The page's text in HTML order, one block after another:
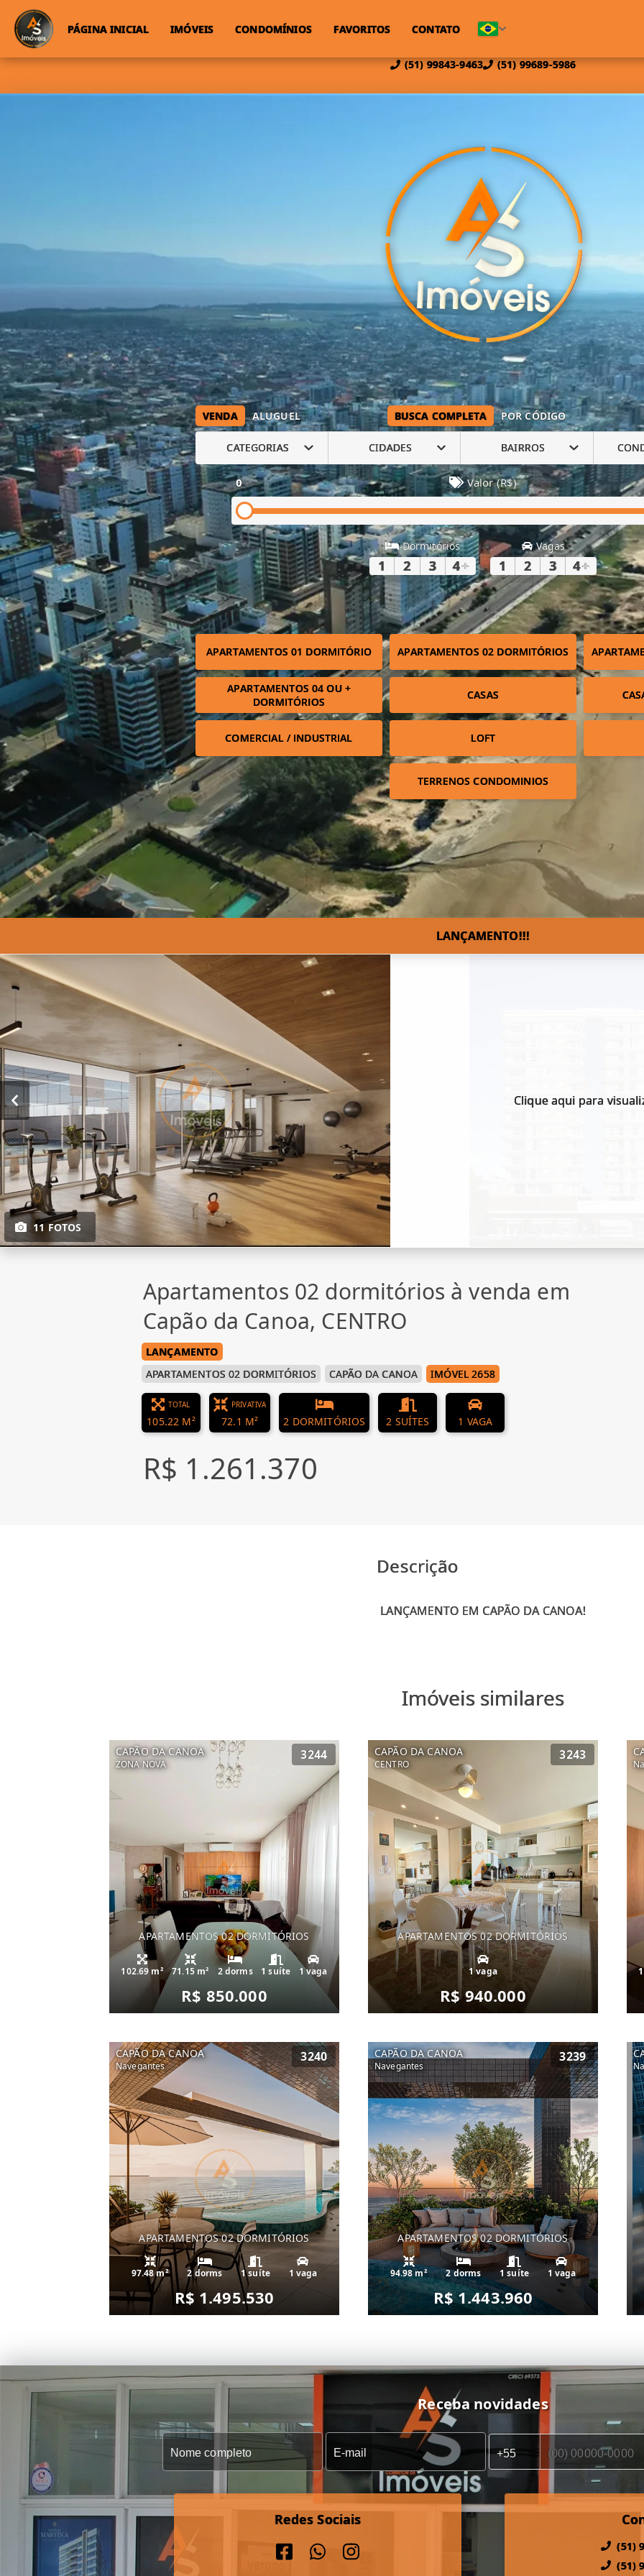
(51) 99843-9463 (51) 99689-5986
PÁGINA INICIAL IMÓVEIS CONDOMÍNIOS FAVORITOS CONTATO
VENDA ALUGUEL BUSCA COMPLETA POR CÓDIGO
CATEGORIAS CIDADES BAIRROS
0 Valor (R$)
Dormitórios
1 2 3 4+
Vagas
1 2 3 4+
APARTAMENTOS 01 DORMITÓRIO APARTAMENTOS 02 DORMITÓRIOS
APARTAMENTOS 04 OU +
DORMITÓRIOS
CASAS
COMERCIAL / INDUSTRIAL LOFT
TERRENOS CONDOMINIOS
LANÇAMENTO!!!
11 FOTOS
Clique aqui para
Apartamentos 02 dormitórios à venda em
Capão da Canoa, CENTRO
LANÇAMENTO
APARTAMENTOS 02 DORMITÓRIOS
CAPÃO DA CANOA IMÓVEL 2658
TOTAL
105.22 M²
PRIVATIVA
72.1 M² 2 DORMITÓRIOS 2 SUÍTES 1 VAGA
R$ 1.261.370
Descrição
LANÇAMENTO EM CAPÃO DA CANOA!
Imóveis similares
CAPÃO DA CANOA
ZONA NOVA
3244
APARTAMENTOS 02 DORMITÓRIOS
102.69 m² 71.15 m² 2 dorms 1 suíte 1 vaga
R$ 850.000
CAPÃO DA CANOA
CENTRO
3243
APARTAMENTOS 02 DORMITÓRIOS
1 vaga
R$ 940.000
CAPÃO DA CANOA
Navegantes
3240
APARTAMENTOS 02 DORMITÓRIOS
97.48 m² 2 dorms 1 suíte 1 vaga
R$ 1.495.530
CAPÃO DA CANOA
Navegantes
3239
APARTAMENTOS 02 DORMITÓRIOS
94.98 m² 2 dorms 1 suíte 1 vaga
R$ 1.443.960
Receba novidades
Redes Sociais
(51)
(51)